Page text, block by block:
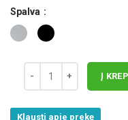
Spalva
Į
Klausti apie prekę